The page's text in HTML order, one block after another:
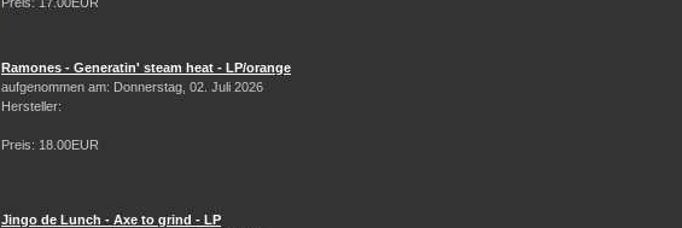
Ramones - Generatin' steam heat - LP/orange
aufgenommen am: Donnerstag, 02. Juli 2026
Hersteller:
Preis: 18.00EUR
Jingo de Lunch - Axe to grind - LP